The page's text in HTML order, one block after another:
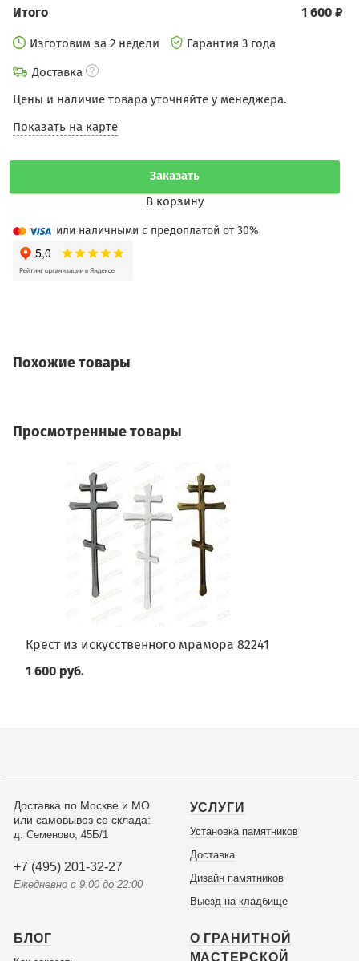
1 600 ₽
Итого
Изготовим за 2 недели
Гарантия 3 года
Доставка
Цены и наличие товара уточняйте у менеджера.
Показать на карте
Заказать
В корзину
или наличными с предоплатой от 30%
Похожие товары
Просмотренные товары
Крест из искусственного мрамора 82241
1 600 руб.
Доставка по Москве и МО
или самовывоз со склада:
д. Семеново, 45Б/1
+7 (495) 201-32-27
Ежедневно с 9:00 до 22:00
УСЛУГИ
Установка памятников
Доставка
Дизайн памятников
Выезд на кладбище
БЛОГ
О ГРАНИТНОЙ
МАСТЕРСКОЙ